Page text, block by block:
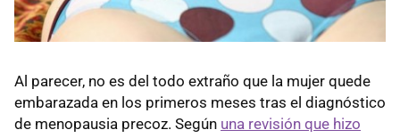
Al parecer, no es del todo extraño que la mujer quede
embarazada en los primeros meses tras el diagnóstico
de menopausia precoz. Según una revisión que hizo